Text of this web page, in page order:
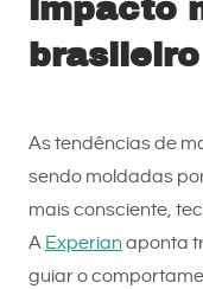
impacto
brasileiro
As tendências de
sendo moldadas
mais consciente,
A Experian aponta
guiar o